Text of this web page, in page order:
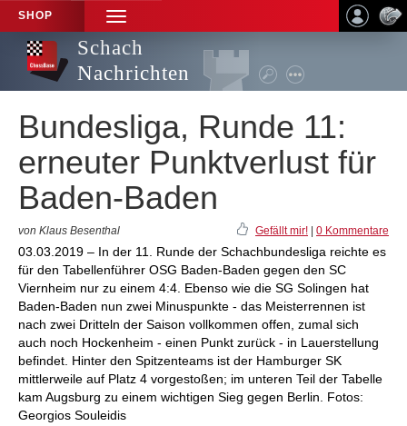
SHOP
TOGGLE
NAVIGATION
Schach
Nachrichten
Bundesliga, Runde 11:
erneuter Punktverlust für
Baden-Baden
von Klaus Besenthal Gefällt mir! 0 Kommentare
03.03.2019 – In der 11. Runde der Schachbundesliga reichte es
für den Tabellenführer OSG Baden-Baden gegen den SC
Viernheim nur zu einem 4:4. Ebenso wie die SG Solingen hat
Baden-Baden nun zwei Minuspunkte - das Meisterrennen ist
nach zwei Dritteln der Saison vollkommen offen, zumal sich
auch noch Hockenheim - einen Punkt zurück - in Lauerstellung
befindet. Hinter den Spitzenteams ist der Hamburger SK
mittlerweile auf Platz 4 vorgestoßen; im unteren Teil der Tabelle
kam Augsburg zu einem wichtigen Sieg gegen Berlin. Fotos:
Georgios Souleidis